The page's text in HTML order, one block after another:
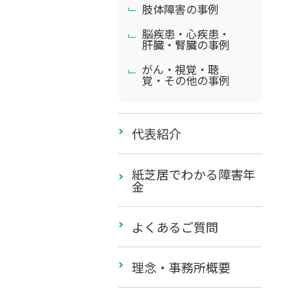
肢体障害の事例
脳疾患・心疾患・
肝臓・腎臓の事例
がん・視覚・聴
覚・その他の事例
代表紹介
紙芝居でわかる障害年
金
よくあるご質問
理念・事務所概要